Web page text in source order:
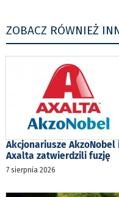
ZOBACZ RÓWNIEŻ
Akcjonariusze AkzoNobel
Axalta zatwierdzili fuzję
7 sierpnia 2026